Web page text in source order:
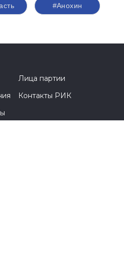
#выборы2026